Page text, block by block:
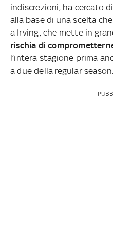
indiscrezioni, ha cercato
alla base di una scelta
a Irving, che mette in
rischia di
l’intera stagione prima
a due della regular season.